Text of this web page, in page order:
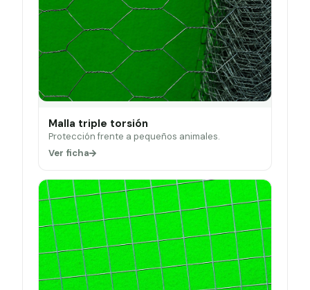
Malla triple torsión
Protección frente a pequeños animales.
Ver ficha